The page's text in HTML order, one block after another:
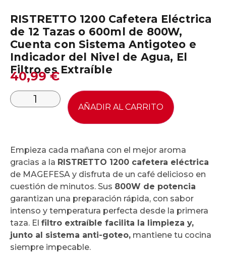
RISTRETTO 1200 Cafetera Eléctrica
de 12 Tazas o 600ml de 800W,
Cuenta con Sistema Antigoteo e
Indicador del Nivel de Agua, El
Filtro es Extraíble
40,99€
AÑADIR AL CARRITO
Empieza cada mañana con el mejor aroma
gracias a la RISTRETTO 1200 cafetera eléctrica
de MAGEFESA y disfruta de un café delicioso en
cuestión de minutos. Sus 800W de potencia
garantizan una preparación rápida, con sabor
intenso y temperatura perfecta desde la primera
taza. El filtro extraíble facilita la limpieza y,
junto al sistema anti-goteo, mantiene tu cocina
siempre impecable.